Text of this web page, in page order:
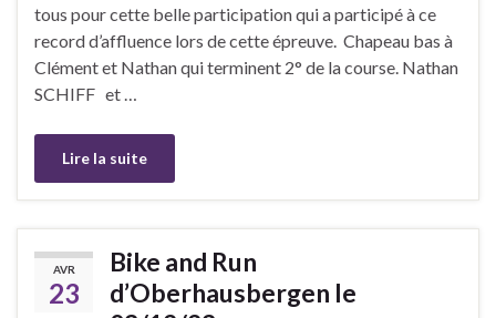
tous pour cette belle participation qui a participé à ce
record d’affluence lors de cette épreuve. Chapeau bas à
Clément et Nathan qui terminent 2° de la course. Nathan
SCHIFF et …
Lire la suite
AVR
23
Bike and Run
d’Oberhausbergen le